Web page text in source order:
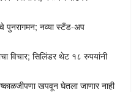
पुनरागमन; नव्या स्टँड-अप
विचार; सिलिंडर थेट १८ रुपयांनी
खपवून घेतला जाणार नाही